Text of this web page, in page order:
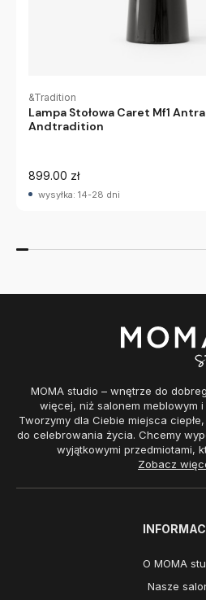
&Tradition
Lampa Stołowa Caret Mf1
Andtradition
899.00 zł
wysyłka: 14-28 dni
MOMA studio – wnętrze do
więcej, niż salonem meblowym
Tworzymy dla Ciebie miejsca
do celebrowania życia. Chcemy
wyjątkowymi przedmiotami,
Zobacz
O MOMA
Nasze